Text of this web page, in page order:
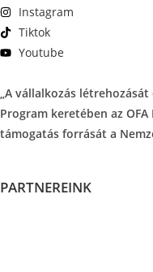
Instagram
Tiktok
Youtube
„A vállalkozás
Program keretében az
támogatás forrását a
PARTNEREINK